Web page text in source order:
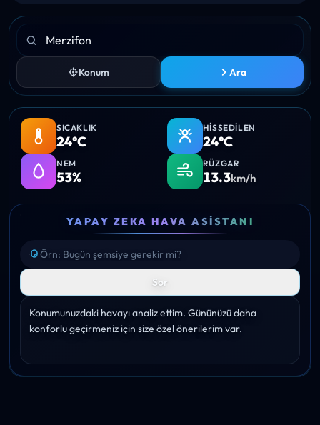
Konum Ara
SICAKLIK
24°C
HISSEDILEN
24°C
NEM
53%
RÜZGAR
13.3km/h
YAPAY ZEKA HAVA ASISTANI
Sor
Konumunuzdaki havayı analiz ettim. Gününüzü daha
konforlu geçirmeniz için size özel önerilerim var.